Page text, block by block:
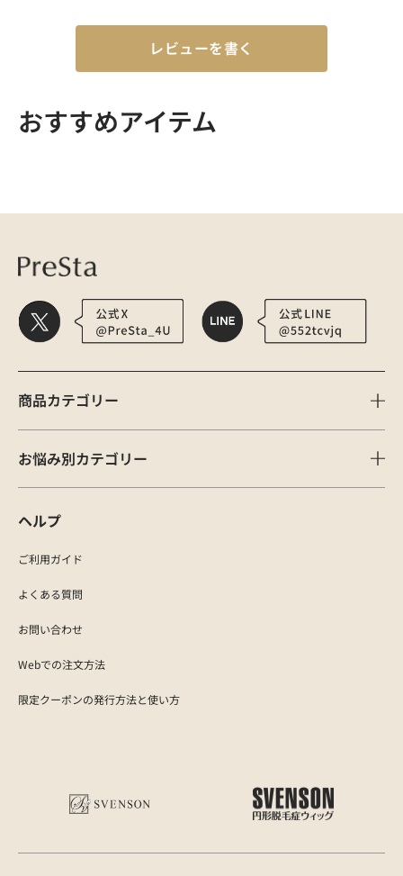
レビューを書く
おすすめアイテム
商品カテゴリー
お悩み別カテゴリー
ヘルプ
ご利用ガイド
よくある質問
お問い合わせ
Webでの注文方法
限定クーポンの発行方法と使い方